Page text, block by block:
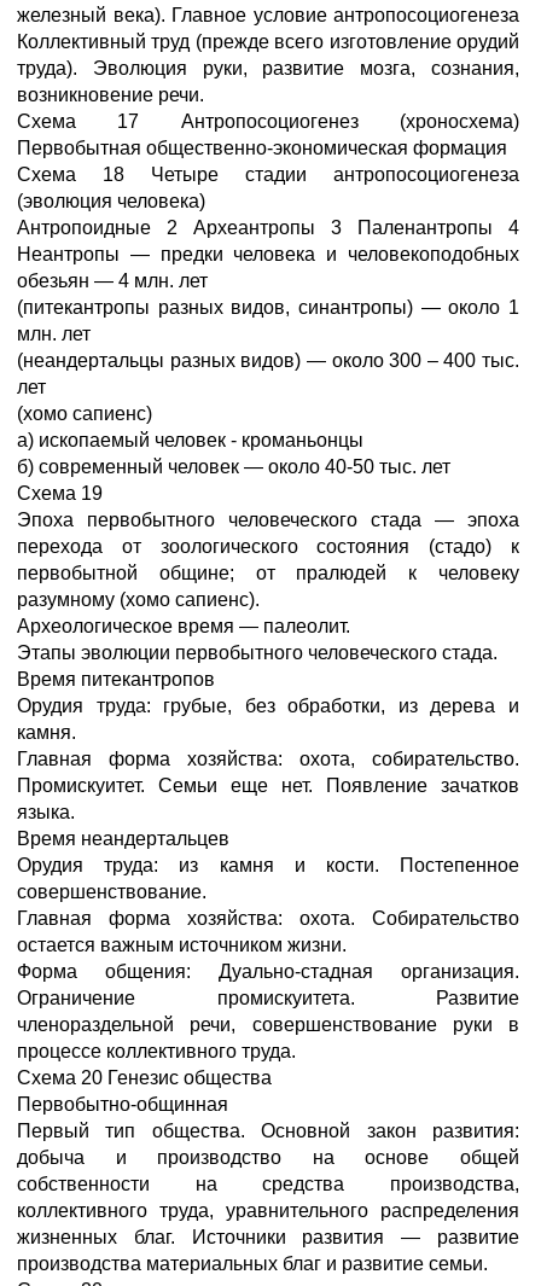
железный века). Главное условие антропосоциогенеза
Коллективный труд (прежде всего изготовление орудий
труда). Эволюция руки, развитие мозга, сознания,
возникновение речи.
Схема 17 Антропосоциогенез (хроносхема)
Первобытная общественно-экономическая формация
Схема 18 Четыре стадии антропосоциогенеза
(эволюция человека)
Антропоидные 2 Археантропы 3 Паленантропы 4
Неантропы — предки человека и человекоподобных
обезьян — 4 млн. лет
(питекантропы разных видов, синантропы) — около 1
млн. лет
(неандертальцы разных видов) — около 300 – 400 тыс.
лет
(хомо сапиенс)
а) ископаемый человек - кроманьонцы
б) современный человек — около 40-50 тыс. лет
Схема 19
Эпоха первобытного человеческого стада — эпоха
перехода от зоологического состояния (стадо) к
первобытной общине; от пралюдей к человеку
разумному (хомо сапиенс).
Археологическое время — палеолит.
Этапы эволюции первобытного человеческого стада.
Время питекантропов
Орудия труда: грубые, без обработки, из дерева и
камня.
Главная форма хозяйства: охота, собирательство.
Промискуитет. Семьи еще нет. Появление зачатков
языка.
Время неандертальцев
Орудия труда: из камня и кости. Постепенное
совершенствование.
Главная форма хозяйства: охота. Собирательство
остается важным источником жизни.
Форма общения: Дуально-стадная организация.
Ограничение промискуитета. Развитие
членораздельной речи, совершенствование руки в
процессе коллективного труда.
Схема 20 Генезис общества
Первобытно-общинная
Первый тип общества. Основной закон развития:
добыча и производство на основе общей
собственности на средства производства,
коллективного труда, уравнительного распределения
жизненных благ. Источники развития — развитие
производства материальных благ и развитие семьи.